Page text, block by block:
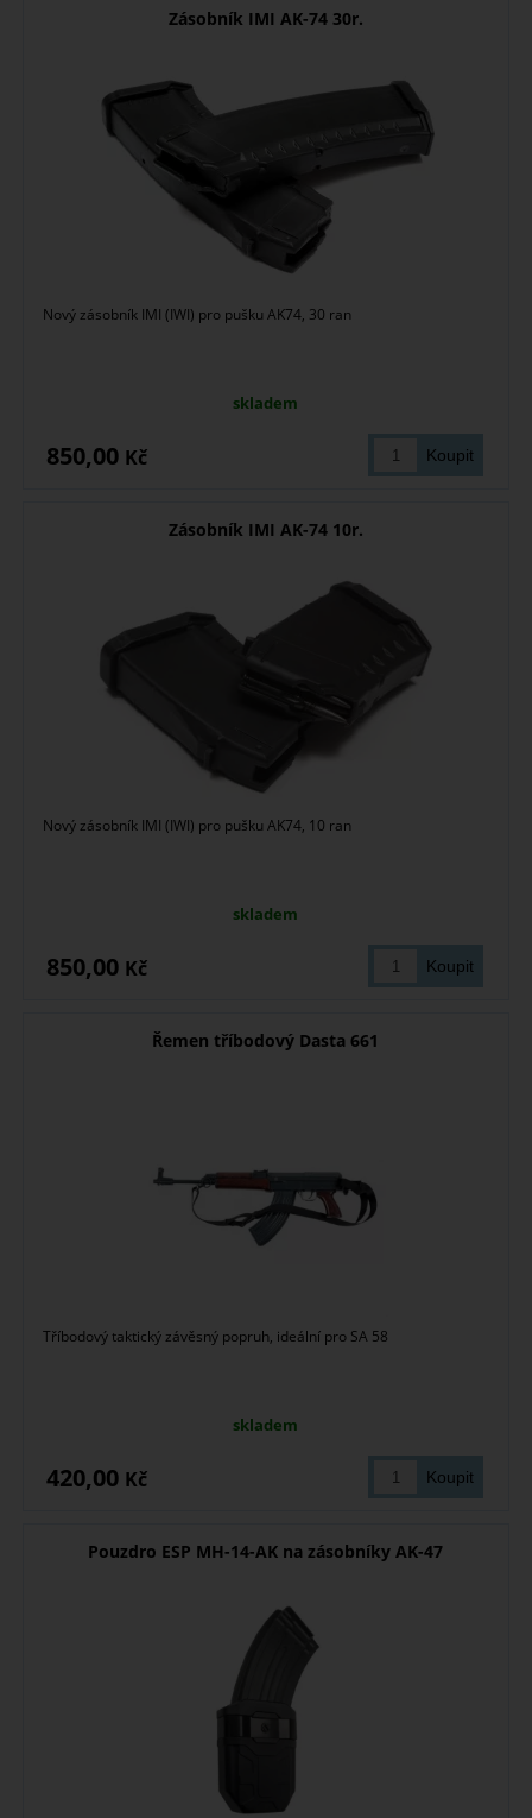
Zásobník IMI AK-74 30r.
Nový zásobník IMI (IWI) pro pušku AK74, 30 ran
skladem
850,00 Kč
Zásobník IMI AK-74 10r.
Nový zásobník IMI (IWI) pro pušku AK74, 10 ran
skladem
850,00 Kč
Řemen tříbodový Dasta 661
Tříbodový taktický závěsný popruh, ideální pro SA 58
skladem
420,00 Kč
Pouzdro ESP MH-14-AK na zásobníky AK-47